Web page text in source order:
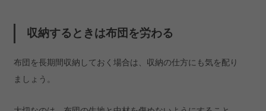
収納するときは布団を労わる
布団を長期間収納しておく場合は、収納の仕方にも気を配り
ましょう。